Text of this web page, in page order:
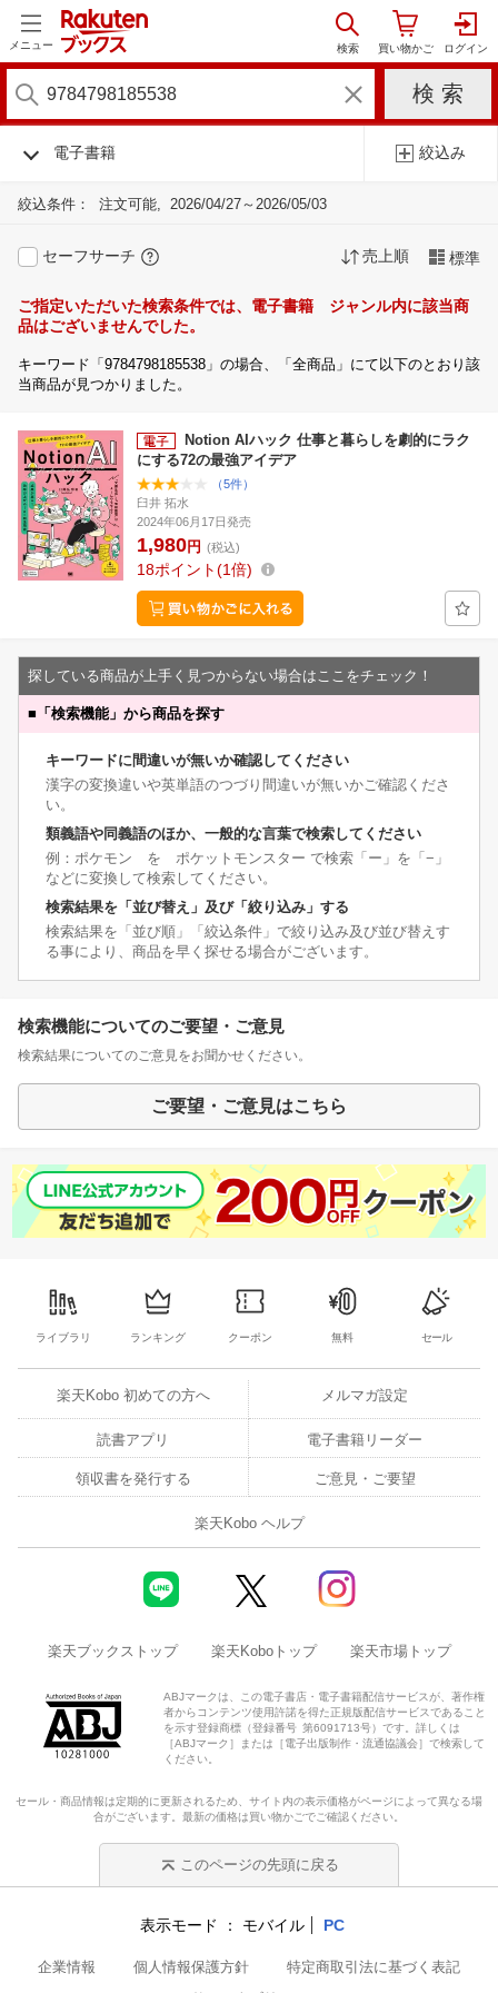
メニュー
電子書籍 絞込み
絞込条件： 注文可能 2026/04/27～2026/05/03
セーフサーチ 売上順 標準
ご指定いただいた検索条件では、電子書籍 ジャンル内に該当商
品はございませんでした。
キーワード「9784798185538」の場合、「全商品」にて以下のとおり該
当商品が見つかりました。
Notion AIハック 仕事と暮らしを劇的にラク
にする72の最強アイデア
（5件）
臼井 拓水
2024年06月17日発売
1,980円 (税込)
18ポイント 1倍
探している商品が上手く見つからない場合はここをチェック！
■ 「検索機能」から商品を探す
キーワードに間違いが無いか確認してください
漢字の変換違いや英単語のつづり間違いが無いかご確認くださ
い。
類義語や同義語のほか、一般的な言葉で検索してください
例：ポケモン を ポケットモンスター で検索「ー」を「−」
などに変換して検索してください。
検索結果を「並び替え」及び「絞り込み」する
検索結果を「並び順」「絞込条件」で絞り込み及び並び替えす
る事により、商品を早く探せる場合がございます。
検索機能についてのご要望・ご意見
検索結果についてのご意見をお聞かせください。
ご要望・ご意見はこちら
ライブラリ ランキング クーポン 無料 セール
楽天Kobo 初めての方へ メルマガ設定
読書アプリ 電子書籍リーダー
領収書を発行する ご意見・ご要望
楽天Kobo ヘルプ
楽天ブックストップ 楽天Koboトップ 楽天市場トップ
ABJマークは、この電子書店・電子書籍配信サービスが、著作権
者からコンテンツ使用許諾を得た正規版配信サービスであること
を示す登録商標（登録番号 第6091713号）です。詳しくは
［ABJマーク］または［電子出版制作・流通協議会］で検索して
ください。
セール・商品情報は定期的に更新されるため、サイト内の表示価格がページによって異なる場
合がございます。最新の価格は買い物かごでご確認ください。
このページの先頭に戻る
表示モード モバイル PC
企業情報 個人情報保護方針
特定商取引法に基づく表記